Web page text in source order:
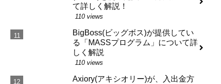
て詳しく解説！
110 views
BigBoss(ビッグボス)が提供してい
る「MASSプログラム」について詳
しく解説
110 views
Axiory(アキシオリー)が、入出金方